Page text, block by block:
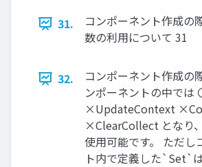
31.
コンポーネント作成の
数の利用について 31
32.
コンポーネント作成の
ンポーネントの中では
×UpdateContext
×ClearCollect となり
使用可能です。 ただし
ト内で定義した`Set`